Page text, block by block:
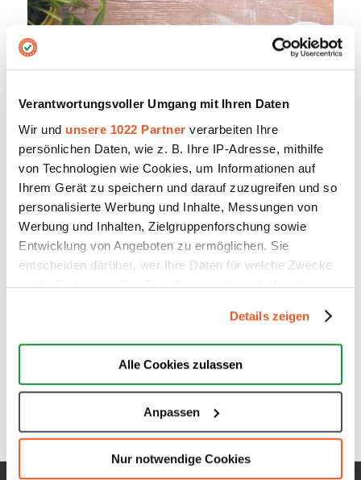
Verantwortungsvoller Umgang mit Ihren Daten
Wir und unsere 1022 Partner verarbeiten Ihre
persönlichen Daten, wie z. B. Ihre IP-Adresse, mithilfe
von Technologien wie Cookies, um Informationen auf
Ihrem Gerät zu speichern und darauf zuzugreifen und so
personalisierte Werbung und Inhalte, Messungen von
Werbung und Inhalten, Zielgruppenforschung sowie
Entwicklung von Angeboten zu ermöglichen. Sie
entscheiden darüber, wer Ihre Daten für welche Zwecke
nutzt. Sie können Ihre Einwilligung jederzeit über die
Trigger Symbol ändern oder widerrufen
Wenn Sie es erlauben, würden wir auch gerne:
Informationen über Ihre geografische Lage erfassen,
Ihr Gerät durch aktives Scannen nach bestimmten
Merkmalen (Fingerprinting) identifizieren
Erfahren Sie mehr darüber, wie Ihre persönlichen Daten
Details zeigen
Alle Cookies zulassen
Anpassen
Nur notwendige Cookies
Willkommen auf dem Blog von
AUSGEZEICHNET.ORG
Wenn wir uns mit dem Kaufverhalten in der Online-Welt
beschäftigen,…